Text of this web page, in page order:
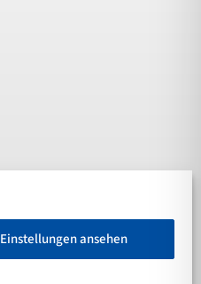
Einstellungen ansehen